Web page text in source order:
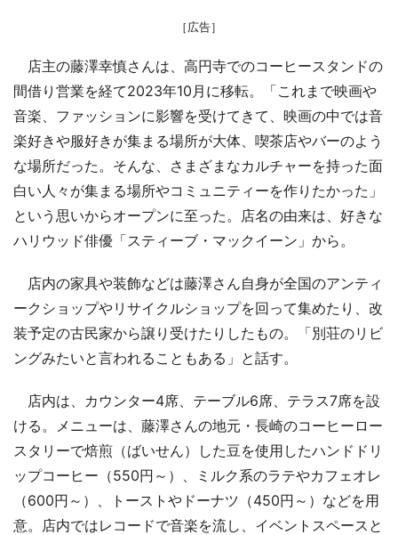
［広告］
店主の藤澤幸慎さんは、高円寺でのコーヒースタンドの
間借り営業を経て2023年10月に移転。「これまで映画や
音楽、ファッションに影響を受けてきて、映画の中では音
楽好きや服好きが集まる場所が大体、喫茶店やバーのよう
な場所だった。そんな、さまざまなカルチャーを持った面
白い人々が集まる場所やコミュニティーを作りたかった」
という思いからオープンに至った。店名の由来は、好きな
ハリウッド俳優「スティーブ・マックイーン」から。
店内の家具や装飾などは藤澤さん自身が全国のアンティ
ークショップやリサイクルショップを回って集めたり、改
装予定の古民家から譲り受けたりしたもの。「別荘のリビ
ングみたいと言われることもある」と話す。
店内は、カウンター4席、テーブル6席、テラス7席を設
ける。メニューは、藤澤さんの地元・長崎のコーヒーロー
スタリーで焙煎（ばいせん）した豆を使用したハンドドリ
ップコーヒー（550円～）、ミルク系のラテやカフェオレ
（600円～）、トーストやドーナツ（450円～）などを用
意。店内ではレコードで音楽を流し、イベントスペースと